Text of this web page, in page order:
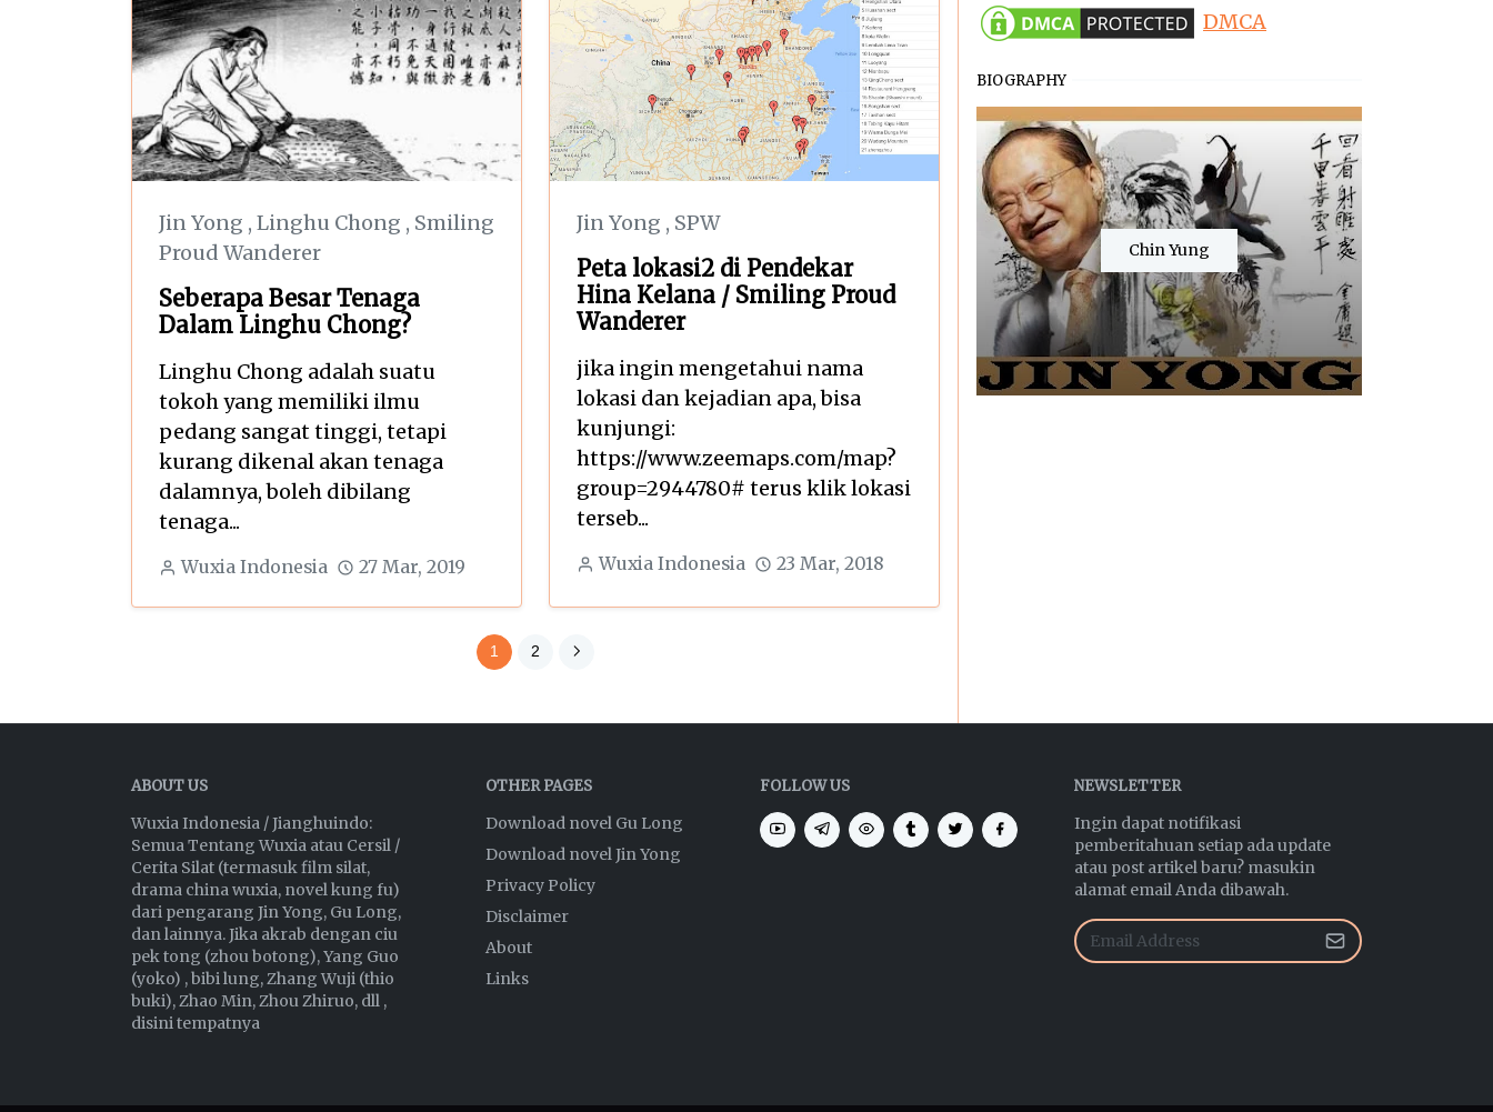
Jin Yong , Linghu Chong , Smiling
Proud Wanderer
Seberapa Besar Tenaga
Dalam Linghu Chong?
Linghu Chong adalah suatu
tokoh yang memiliki ilmu
pedang sangat tinggi, tetapi
kurang dikenal akan tenaga
dalamnya, boleh dibilang
tenaga...
Wuxia Indonesia 27 Mar, 2019
Jin Yong , SPW
Peta lokasi2 di Pendekar
Hina Kelana / Smiling Proud
Wanderer
jika ingin mengetahui nama
lokasi dan kejadian apa, bisa
kunjungi:
https://www.zeemaps.com/map?
group=2944780# terus klik lokasi
terseb...
Wuxia Indonesia 23 Mar, 2018
1 2
DMCA
BIOGRAPHY
Chin Yung
ABOUT US
Wuxia Indonesia / Jianghuindo:
Semua Tentang Wuxia atau Cersil /
Cerita Silat (termasuk film silat,
drama china wuxia, novel kung fu)
dari pengarang Jin Yong, Gu Long,
dan lainnya. Jika akrab dengan ciu
pek tong (zhou botong), Yang Guo
(yoko) , bibi lung, Zhang Wuji (thio
buki), Zhao Min, Zhou Zhiruo, dll ,
disini tempatnya
OTHER PAGES
Download novel Gu Long
Download novel Jin Yong
Privacy Policy
Disclaimer
About
Links
FOLLOW US NEWSLETTER
Ingin dapat notifikasi
pemberitahuan setiap ada update
atau post artikel baru? masukin
alamat email Anda dibawah.